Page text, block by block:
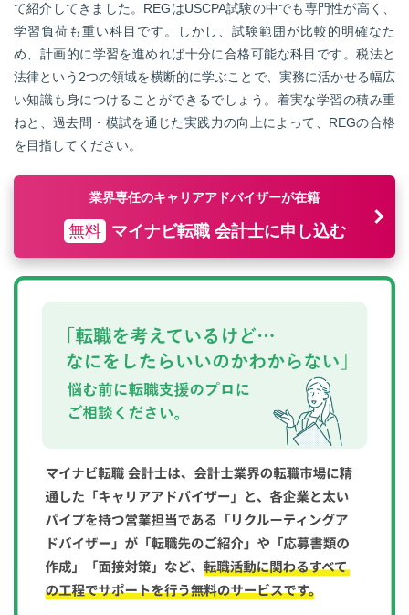
て紹介してきました。REGはUSCPA試験の中でも専門性が高く、
学習負荷も重い科目です。しかし、試験範囲が比較的明確なた
め、計画的に学習を進めれば十分に合格可能な科目です。税法と
法律という2つの領域を横断的に学ぶことで、実務に活かせる幅広
い知識も身につけることができるでしょう。着実な学習の積み重
ねと、過去問・模試を通じた実践力の向上によって、REGの合格
を目指してください。
業界専任のキャリアアドバイザーが在籍
無料 マイナビ転職 会計士に申し込む